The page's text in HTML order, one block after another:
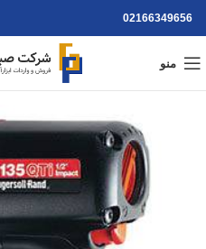
02166349656
منو